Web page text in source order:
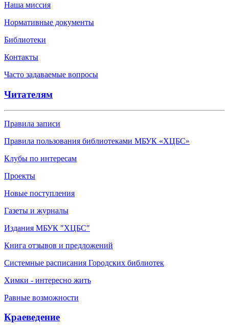
Наша миссия
Нормативные документы
Библиотеки
Контакты
Часто задаваемые вопросы
Читателям
Правила записи
Правила пользования библиотеками МБУК «ХЦБС»
Клубы по интересам
Проекты
Новые поступления
Газеты и журналы
Издания МБУК "ХЦБС"
Книга отзывов и предложений
Системные расписания Городских библиотек
Химки - интересно жить
Равные возможности
Краеведение